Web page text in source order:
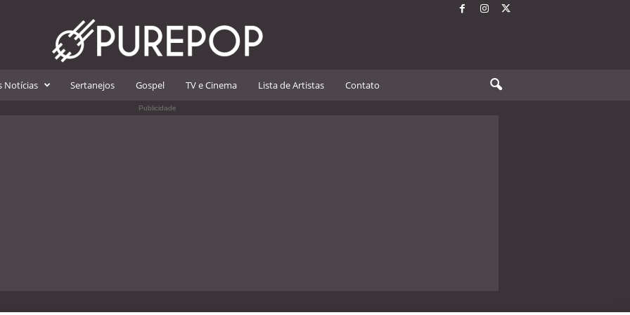
Notícias Sertanejos Gospel TV e Cinema Lista de Artistas Contato
Publicidade